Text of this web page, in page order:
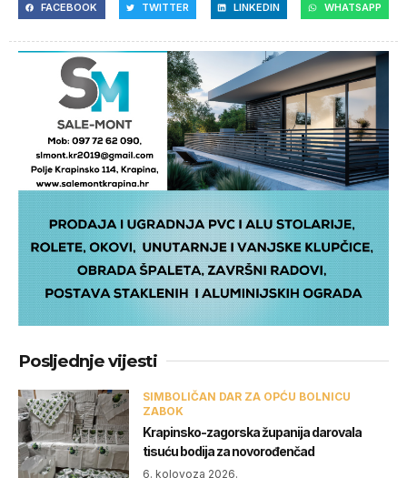
FACEBOOK TWITTER LINKEDIN WHATSAPP
Posljednje vijesti
SIMBOLIČAN DAR ZA OPĆU BOLNICU
ZABOK
Krapinsko-zagorska županija darovala
tisuću bodija za novorođenčad
6. kolovoza 2026.